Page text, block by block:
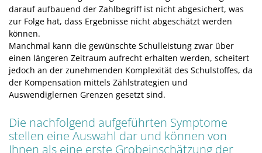
darauf aufbauend der Zahlbegriff ist nicht abgesichert, was
zur Folge hat, dass Ergebnisse nicht abgeschätzt werden
können.
Manchmal kann die gewünschte Schulleistung zwar über
einen längeren Zeitraum aufrecht erhalten werden, scheitert
jedoch an der zunehmenden Komplexität des Schulstoffes, da
der Kompensation mittels Zählstrategien und
Auswendiglernen Grenzen gesetzt sind.
Die nachfolgend aufgeführten Symptome
stellen eine Auswahl dar und können von
Ihnen als eine erste Grobeinschätzung der